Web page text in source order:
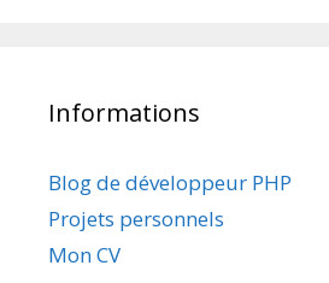
Informations
Blog de développeur PHP
Projets personnels
Mon CV